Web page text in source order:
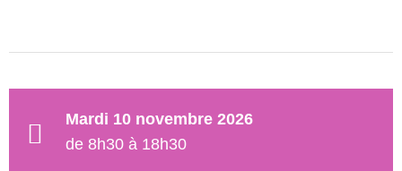
Mardi 10 novembre 2026
de 8h30 à 18h30